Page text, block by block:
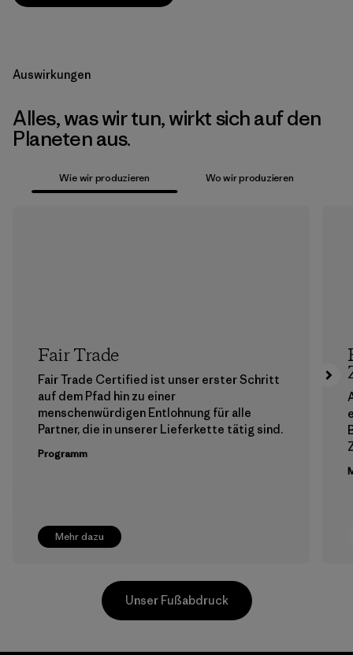
Auswirkungen
Alles, was wir tun, wirkt sich auf den
Planeten aus.
Wie wir produzieren Wo wir produzieren
Mehr dazu
Fair Trade
Fair Trade Certified ist unser erster Schritt
auf dem Pfad hin zu einer
menschenwürdigen Entlohnung für alle
Partner, die in unserer Lieferkette tätig sind.
Programm
Unser Fußabdruck